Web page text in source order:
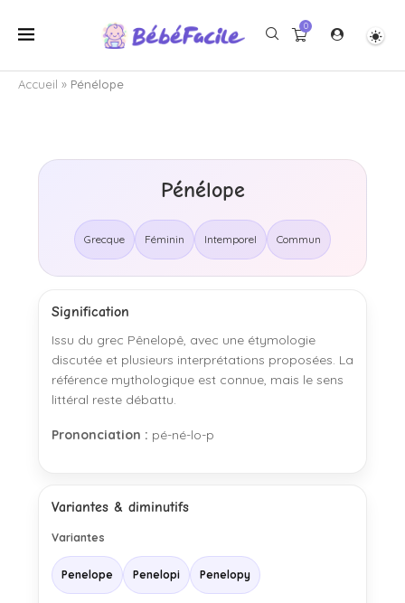
0
Accueil » Pénélope
Pénélope
Grecque Féminin Intemporel Commun
Signification
Issu du grec Pênelopê, avec une étymologie
discutée et plusieurs interprétations proposées. La
référence mythologique est connue, mais le sens
littéral reste débattu.
Prononciation : pé-né-lo-p
Variantes & diminutifs
Variantes
Penelope Penelopi Penelopy